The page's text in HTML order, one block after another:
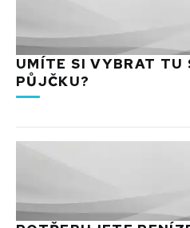
UMÍTE SI VYBRAT TU
PŮJČKU?